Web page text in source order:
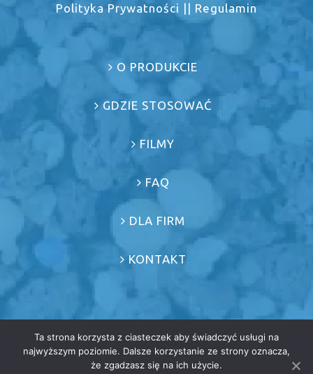
Polityka Prywatności || Regulamin
O PRODUKCIE
GDZIE STOSOWAĆ
FILMY
FAQ
DLA FIRM
KONTAKT
© COPYRIGHT 2021 | WykonanieGreenWeb e-commerce
Ta strona korzysta z ciasteczek aby świadczyć usługi na
najwyższym poziomie. Dalsze korzystanie ze strony oznacza,
że zgadzasz się na ich użycie.